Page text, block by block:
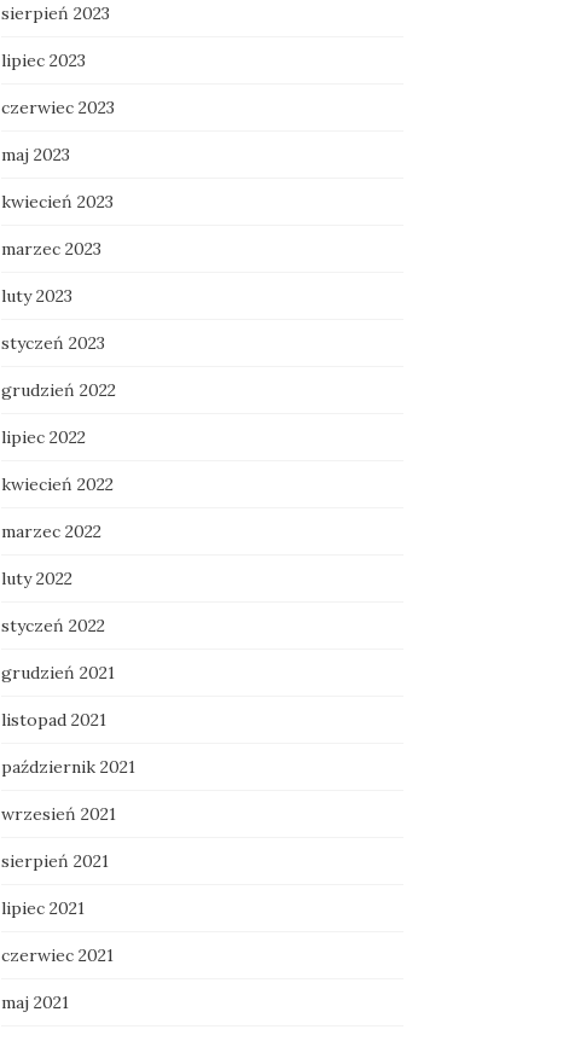
sierpień 2023
lipiec 2023
czerwiec 2023
maj 2023
kwiecień 2023
marzec 2023
luty 2023
styczeń 2023
grudzień 2022
lipiec 2022
kwiecień 2022
marzec 2022
luty 2022
styczeń 2022
grudzień 2021
listopad 2021
październik 2021
wrzesień 2021
sierpień 2021
lipiec 2021
czerwiec 2021
maj 2021